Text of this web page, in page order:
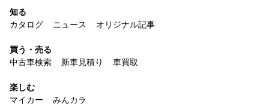
知る
カタログ
ニュース オリジナル記事
買う・売る
中古車検索
新車見積り 車買取
楽しむ
マイカー
みんカラ